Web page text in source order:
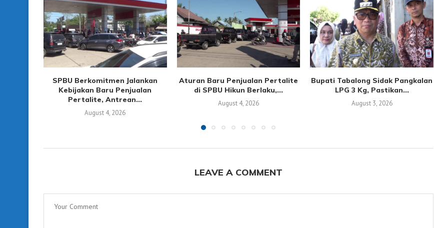
SPBU Berkomitmen Jalankan
Kebijakan Baru Penjualan
Pertalite, Antrean...
August 4, 2026
Aturan Baru Penjualan Pertalite
di SPBU Hikun Berlaku,...
August 4, 2026
Bupati Tabalong Sidak Pangkalan
LPG 3 Kg, Pastikan...
August 3, 2026
LEAVE A COMMENT